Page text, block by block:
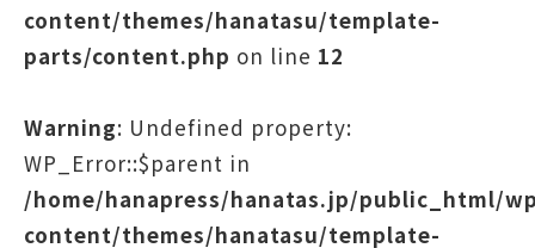
content/themes/hanatasu/template-
parts/content.php on line 12
Warning: Undefined property:
WP_Error::$parent in
/home/hanapress/hanatas.jp/public_html/
content/themes/hanatasu/template-